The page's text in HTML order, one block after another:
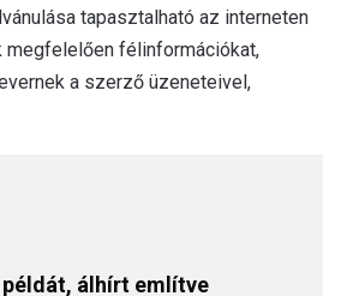
tapasztalható az interneten
megfelelően félinformációkat,
a szerző üzeneteivel,
álhírt említve